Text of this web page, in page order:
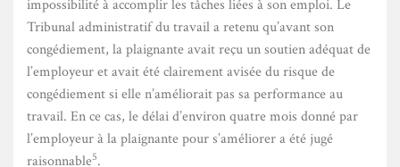
impossibilité à accomplir les tâches liées à son emploi. Le
Tribunal administratif du travail a retenu qu’avant son
congédiement, la plaignante avait reçu un soutien adéquat de
l’employeur et avait été clairement avisée du risque de
congédiement si elle n’améliorait pas sa performance au
travail. En ce cas, le délai d’environ quatre mois donné par
l’employeur à la plaignante pour s’améliorer a été jugé
raisonnable5.